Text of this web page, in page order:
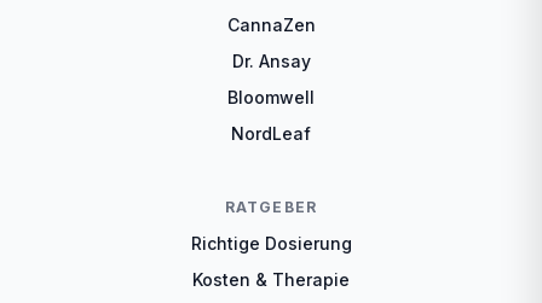
CannaZen
Dr. Ansay
Bloomwell
NordLeaf
RATGEBER
Richtige Dosierung
Kosten & Therapie